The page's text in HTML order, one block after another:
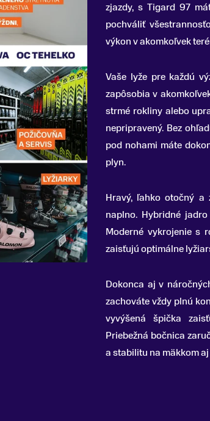
zjazdy, s Tigard 97
pochváliť
výkon v akomkoľvek
Vaše lyže pre každú
zapôsobia v
strmé rokliny alebo
nepripravený. Bez
pod nohami máte
plyn.
Hravý, ľahko otočný a
naplno. Hybridné
Moderné vykrojenie s
zaisťujú optimálne
Dokonca aj v
zachováte vždy plnú
vyvýšená špička
Priebežná bočnica
a stabilitu na mäkkom